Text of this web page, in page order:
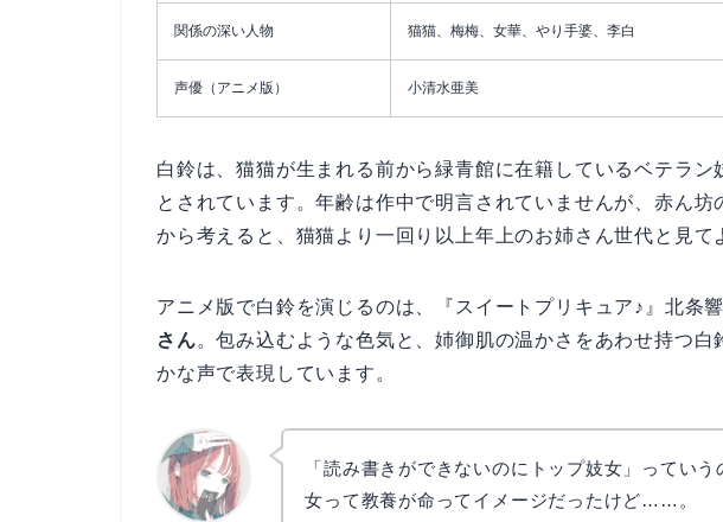
関係の深い人物 猫猫、梅梅、女華、やり手婆、李白
声優（アニメ版） 小清水亜美
白鈴は、猫猫が生まれる前から緑青館に在籍しているベテラ
とされています。年齢は作中で明言されていませんが、赤ん
から考えると、猫猫より一回り以上年上のお姉さん世代と見て
アニメ版で白鈴を演じるのは、『スイートプリキュア♪』北条
さん。包み込むような色気と、姉御肌の温かさをあわせ持つ
かな声で表現しています。
「読み書きができないのにトップ妓女」っていう
女って教養が命ってイメージだったけど……。